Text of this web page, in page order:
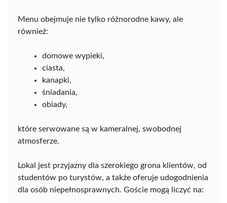
Menu obejmuje nie tylko różnorodne kawy, ale
również:
domowe wypieki,
ciasta,
kanapki,
śniadania,
obiady,
które serwowane są w kameralnej, swobodnej
atmosferze.
Lokal jest przyjazny dla szerokiego grona klientów, od
studentów po turystów, a także oferuje udogodnienia
dla osób niepełnosprawnych. Goście mogą liczyć na: